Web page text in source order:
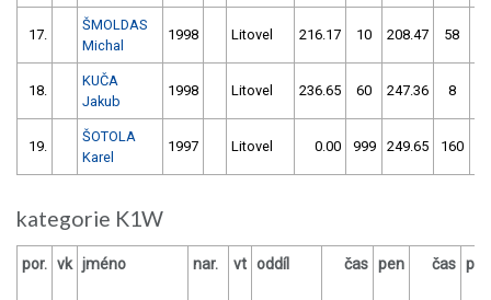
17.
ŠMOLDAS
Michal
1998 Litovel 216.17 10 208.47 58
18.
KUČA
Jakub
1998 Litovel 236.65 60 247.36 8
19.
ŠOTOLA
Karel
1997 Litovel 0.00 999 249.65 160
kategorie K1W
por. vk jméno nar. vt oddíl čas pen čas pen